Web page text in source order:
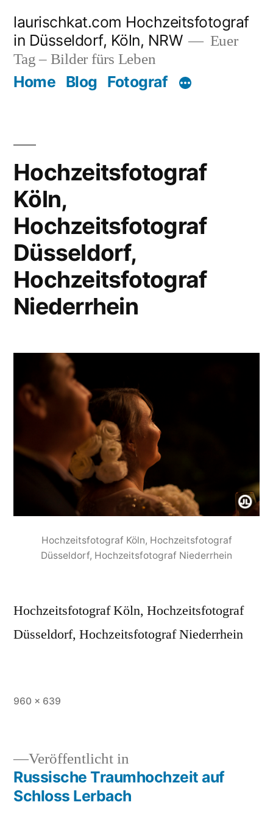
Inhalt
springen
laurischkat.com Hochzeitsfotograf
in Düsseldorf, Köln, NRW
Euer
Tag – Bilder fürs Leben
Home Blog Fotograf
Hochzeitsfotograf
Köln,
Hochzeitsfotograf
Düsseldorf,
Hochzeitsfotograf
Niederrhein
Hochzeitsfotograf Köln, Hochzeitsfotograf
Düsseldorf, Hochzeitsfotograf Niederrhein
Hochzeitsfotograf Köln, Hochzeitsfotograf
Düsseldorf, Hochzeitsfotograf Niederrhein
Originalgröße
960 × 639
Beitragsnavigation
Veröffentlicht in
Russische Traumhochzeit auf
Schloss Lerbach